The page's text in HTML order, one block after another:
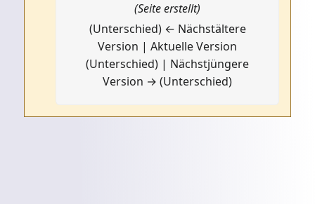
(Seite erstellt)
(Unterschied) ← Nächstältere
Version | Aktuelle Version
(Unterschied) | Nächstjüngere
Version → (Unterschied)